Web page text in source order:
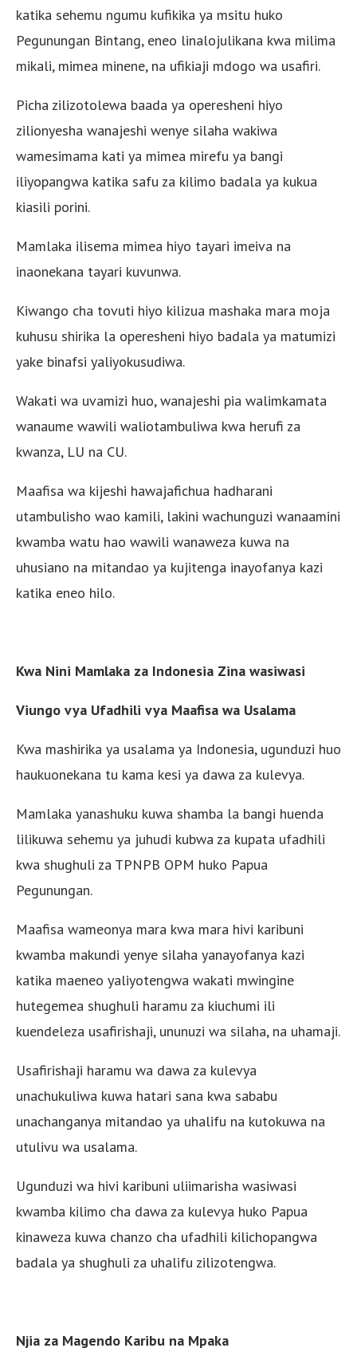
katika sehemu ngumu kufikika ya msitu huko
Pegunungan Bintang, eneo linalojulikana kwa milima
mikali, mimea minene, na ufikiaji mdogo wa usafiri.
Picha zilizotolewa baada ya operesheni hiyo
zilionyesha wanajeshi wenye silaha wakiwa
wamesimama kati ya mimea mirefu ya bangi
iliyopangwa katika safu za kilimo badala ya kukua
kiasili porini.
Mamlaka ilisema mimea hiyo tayari imeiva na
inaonekana tayari kuvunwa.
Kiwango cha tovuti hiyo kilizua mashaka mara moja
kuhusu shirika la operesheni hiyo badala ya matumizi
yake binafsi yaliyokusudiwa.
Wakati wa uvamizi huo, wanajeshi pia walimkamata
wanaume wawili waliotambuliwa kwa herufi za
kwanza, LU na CU.
Maafisa wa kijeshi hawajafichua hadharani
utambulisho wao kamili, lakini wachunguzi wanaamini
kwamba watu hao wawili wanaweza kuwa na
uhusiano na mitandao ya kujitenga inayofanya kazi
katika eneo hilo.
Kwa Nini Mamlaka za Indonesia Zina wasiwasi
Viungo vya Ufadhili vya Maafisa wa Usalama
Kwa mashirika ya usalama ya Indonesia, ugunduzi huo
haukuonekana tu kama kesi ya dawa za kulevya.
Mamlaka yanashuku kuwa shamba la bangi huenda
lilikuwa sehemu ya juhudi kubwa za kupata ufadhili
kwa shughuli za TPNPB OPM huko Papua
Pegunungan.
Maafisa wameonya mara kwa mara hivi karibuni
kwamba makundi yenye silaha yanayofanya kazi
katika maeneo yaliyotengwa wakati mwingine
hutegemea shughuli haramu za kiuchumi ili
kuendeleza usafirishaji, ununuzi wa silaha, na uhamaji.
Usafirishaji haramu wa dawa za kulevya
unachukuliwa kuwa hatari sana kwa sababu
unachanganya mitandao ya uhalifu na kutokuwa na
utulivu wa usalama.
Ugunduzi wa hivi karibuni uliimarisha wasiwasi
kwamba kilimo cha dawa za kulevya huko Papua
kinaweza kuwa chanzo cha ufadhili kilichopangwa
badala ya shughuli za uhalifu zilizotengwa.
Njia za Magendo Karibu na Mpaka